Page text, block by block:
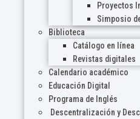
Proyectos
Simposio
Biblioteca
Catálogo en línea
Revistas digitales
Calendario académico
Educación Digital
Programa de Inglés
Descentralización y